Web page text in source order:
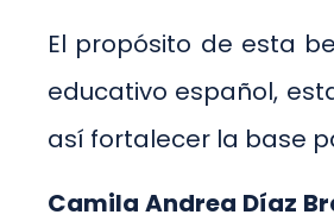
El propósito de esta
educativo español,
así fortalecer la base
Camila Andrea Díaz